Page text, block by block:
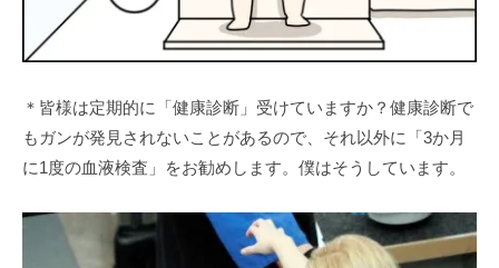
＊皆様は定期的に「健康診断」受けていますか？健康診断で
もガンが発見されないことがあるので、それ以外に「3か月
に1度の血液検査」をお勧めします。僕はそうしています。